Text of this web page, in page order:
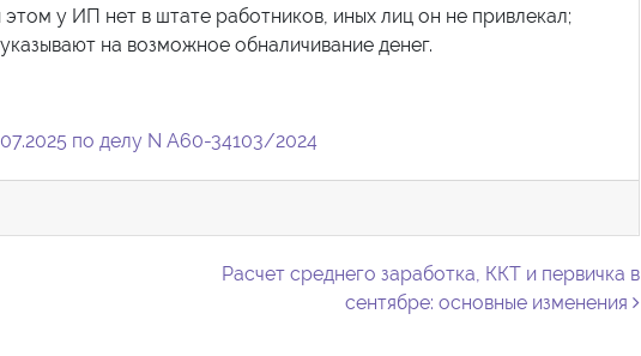
у ИП нет в штате работников, иных лиц он не привлекал;
на возможное обналичивание денег.
по делу N А60-34103/2024
Расчет среднего заработка, ККТ и первичка в
сентябре: основные изменения